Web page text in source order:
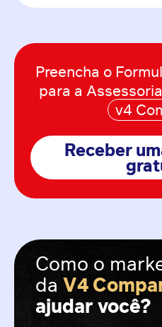
Preencha o
para a
v4
Receber
Como o
da V4
ajudar você?